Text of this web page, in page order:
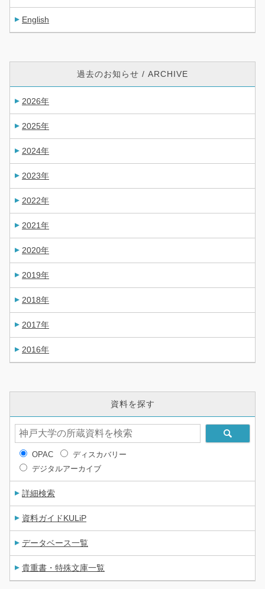
English
過去のお知らせ / ARCHIVE
2026年
2025年
2024年
2023年
2022年
2021年
2020年
2019年
2018年
2017年
2016年
資料を探す
OPAC
ディスカバリー
デジタルアーカイブ
詳細検索
資料ガイドKULiP
データベース一覧
貴重書・特殊文庫一覧